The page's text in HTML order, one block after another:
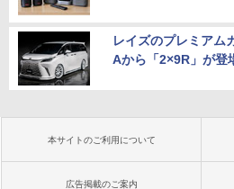
レイズのプレミアム
Aから「2×9R」が登
本サイトのご利用について
広告掲載のご案内